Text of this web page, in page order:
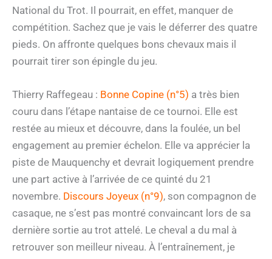
National du Trot. Il pourrait, en effet, manquer de
compétition. Sachez que je vais le déferrer des quatre
pieds. On affronte quelques bons chevaux mais il
pourrait tirer son épingle du jeu.
Thierry Raffegeau : Bonne Copine (n°5) a très bien
couru dans l’étape nantaise de ce tournoi. Elle est
restée au mieux et découvre, dans la foulée, un bel
engagement au premier échelon. Elle va apprécier la
piste de Mauquenchy et devrait logiquement prendre
une part active à l’arrivée de ce quinté du 21
novembre. Discours Joyeux (n°9), son compagnon de
casaque, ne s’est pas montré convaincant lors de sa
dernière sortie au trot attelé. Le cheval a du mal à
retrouver son meilleur niveau. À l’entraînement, je